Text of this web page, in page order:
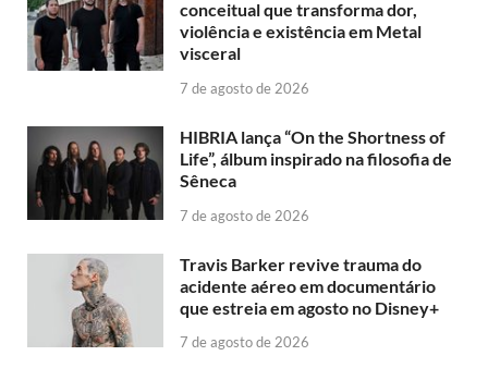
conceitual que transforma dor,
violência e existência em Metal
visceral
7 de agosto de 2026
HIBRIA lança “On the Shortness of
Life”, álbum inspirado na filosofia de
Sêneca
7 de agosto de 2026
Travis Barker revive trauma do
acidente aéreo em documentário
que estreia em agosto no Disney+
7 de agosto de 2026